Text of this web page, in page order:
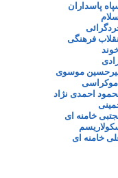
پاسداران
انقلاب فرهنگی
موسوی
احمدی نژاد
خامنه ای
خامنه ای